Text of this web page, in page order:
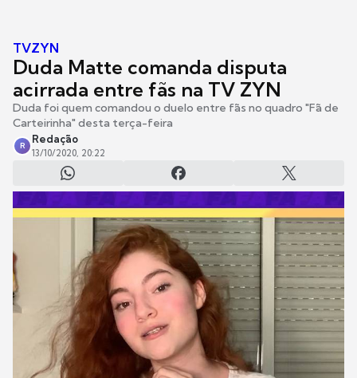
TVZYN
Duda Matte comanda disputa
acirrada entre fãs na TV ZYN
Duda foi quem comandou o duelo entre fãs no quadro "Fã de
Carteirinha" desta terça-feira
R
Redação
13/10/2020, 20:22